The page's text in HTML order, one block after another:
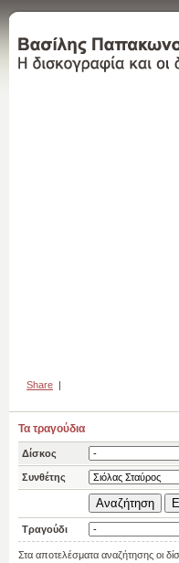
Share |
Τα τραγούδια
Δίσκος
Συνθέτης
Τραγούδι
Στα αποτελέσματα αναζήτησης οι